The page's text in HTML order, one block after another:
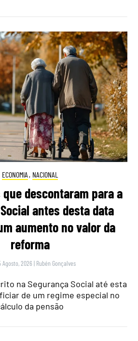
ECONOMIA , NACIONAL
descontaram para a
antes desta data
aumento no valor da
reforma
Agosto, 2026 | Rubén Gonçalves
na Segurança Social até esta
de um regime especial no
da pensão